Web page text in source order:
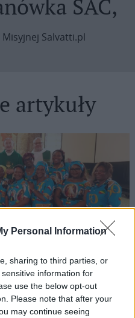
Personal Information
sharing to third parties, or
information for
use the below opt-out
Please note that after your
may continue seeing
SAC,
Salvatti.pl
artykuły
niż dają